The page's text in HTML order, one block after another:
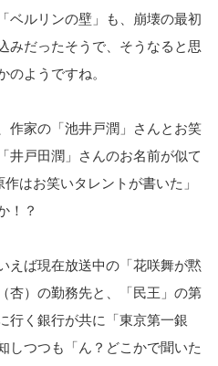
ベルリンの壁」も、崩壊の最初
みだったそうで、そうなると思
のようですね。
作家の「池井戸潤」さんとお笑
井戸田潤」さんのお名前が似て
はお笑いタレントが書いた」
！？
えば現在放送中の「花咲舞が黙
杏）の勤務先と、「民王」の第
行く銀行が共に「東京第一銀
しつつも「ん？どこかで聞いた